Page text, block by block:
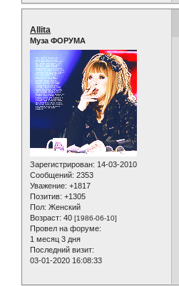
Allita
Муза ФОРУМА
Зарегистрирован: 14-03-2010
Сообщений: 2353
Уважение: +1817
Позитив: +1305
Пол: Женский
Возраст: 40 [1986-06-10]
Провел на форуме:
1 месяц 3 дня
Последний визит:
03-01-2020 16:08:33